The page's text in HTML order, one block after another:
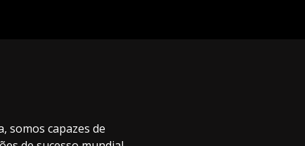
somos capazes de